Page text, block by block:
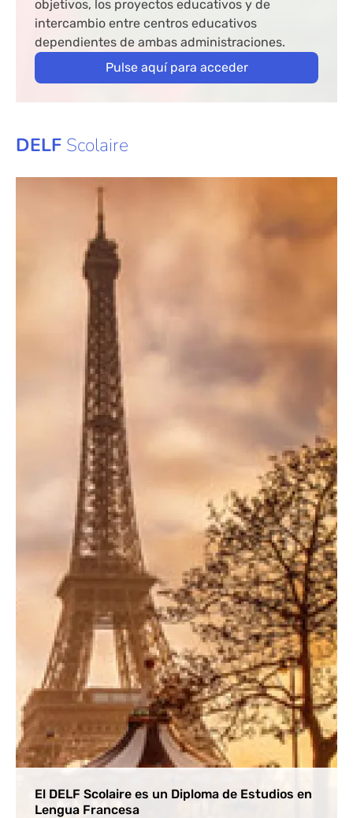
objetivos, los proyectos educativos y de
intercambio entre centros educativos
dependientes de ambas administraciones.
Pulse aquí para acceder
DELF Scolaire
El DELF Scolaire es un Diploma de Estudios en
Lengua Francesa